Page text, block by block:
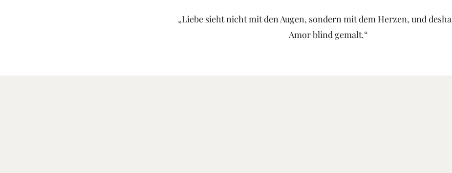
„Liebe sieht nicht mit den Augen, sondern mit dem Herzen, und
Amor blind gemalt.“